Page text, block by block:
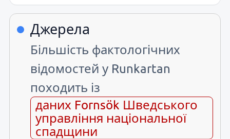
Джерела
Більшість фактологічних
відомостей у Runkartan
походить із
даних Fornsök Шведського
управління національної
спадщини